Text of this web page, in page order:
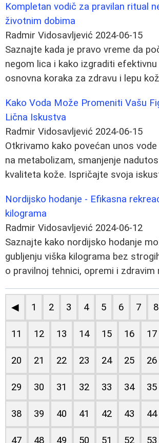
Kompletan vodič za pravilan ritual
životnim dobima
Radmir Vidosavljević 2024-06-15
Saznajte kada je pravo vreme da
negom lica i kako izgraditi
osnovna koraka za zdravu i lepu
Kako Voda Može Promeniti Vašu
Lična Iskustva
Radmir Vidosavljević 2024-06-15
Otkrivamo kako povećan unos
na metabolizam, smanjenje
kvaliteta kože. Ispričajte svoja
Nordijsko hodanje - Efikasna
kilograma
Radmir Vidosavljević 2024-06-12
Saznajte kako nordijsko hodanje
gubljenju viška kilograma bez
o pravilnoj tehnici, opremi i zdravim
◀ 1 2 3 4 5 6 7 8
11 12 13 14 15 16 17
20 21 22 23 24 25 26
29 30 31 32 33 34 35
38 39 40 41 42 43 44
47 48 49 50 51 52 53